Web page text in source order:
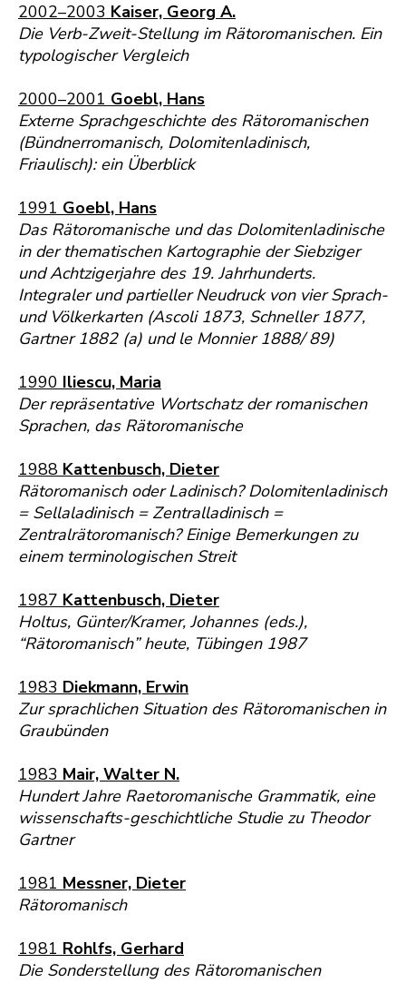
2002–2003 Kaiser, Georg A.
Die Verb-Zweit-Stellung im Rätoromanischen. Ein
typologischer Vergleich
2000–2001 Goebl, Hans
Externe Sprachgeschichte des Rätoromanischen
(Bündnerromanisch, Dolomitenladinisch,
Friaulisch): ein Überblick
1991 Goebl, Hans
Das Rätoromanische und das Dolomitenladinische
in der thematischen Kartographie der Siebziger
und Achtzigerjahre des 19. Jahrhunderts.
Integraler und partieller Neudruck von vier Sprach-
und Völkerkarten (Ascoli 1873, Schneller 1877,
Gartner 1882 (a) und le Monnier 1888/ 89)
1990 Iliescu, Maria
Der repräsentative Wortschatz der romanischen
Sprachen, das Rätoromanische
1988 Kattenbusch, Dieter
Rätoromanisch oder Ladinisch? Dolomitenladinisch
= Sellaladinisch = Zentralladinisch =
Zentralrätoromanisch? Einige Bemerkungen zu
einem terminologischen Streit
1987 Kattenbusch, Dieter
Holtus, Günter/Kramer, Johannes (eds.),
“Rätoromanisch” heute, Tübingen 1987
1983 Diekmann, Erwin
Zur sprachlichen Situation des Rätoromanischen in
Graubünden
1983 Mair, Walter N.
Hundert Jahre Raetoromanische Grammatik, eine
wissenschafts-geschichtliche Studie zu Theodor
Gartner
1981 Messner, Dieter
Rätoromanisch
1981 Rohlfs, Gerhard
Die Sonderstellung des Rätoromanischen